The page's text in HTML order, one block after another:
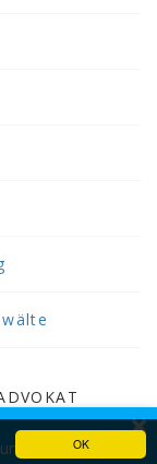
OK
GmbH.
×